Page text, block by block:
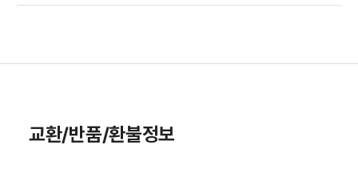
교환/반품/환불정보